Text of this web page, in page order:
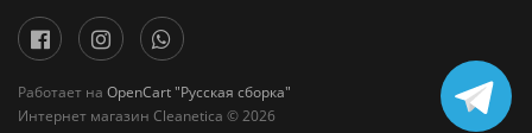
Работает на OpenCart "Русская сборка"
Интернет магазин Cleanetica © 2026